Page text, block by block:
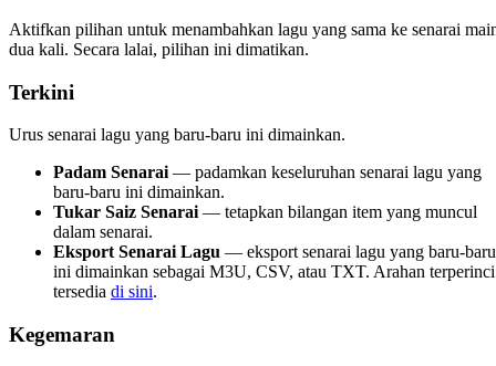
Aktifkan pilihan untuk menambahkan lagu yang sama ke senarai
dua kali. Secara lalai, pilihan ini dimatikan.
Terkini
Urus senarai lagu yang baru-baru ini dimainkan.
Padam Senarai — padamkan keseluruhan senarai lagu yang
baru-baru ini dimainkan.
Tukar Saiz Senarai — tetapkan bilangan item yang muncul
dalam senarai.
Eksport Senarai Lagu — eksport senarai lagu yang baru-baru
ini dimainkan sebagai M3U, CSV, atau TXT. Arahan terperinci
tersedia di sini.
Kegemaran